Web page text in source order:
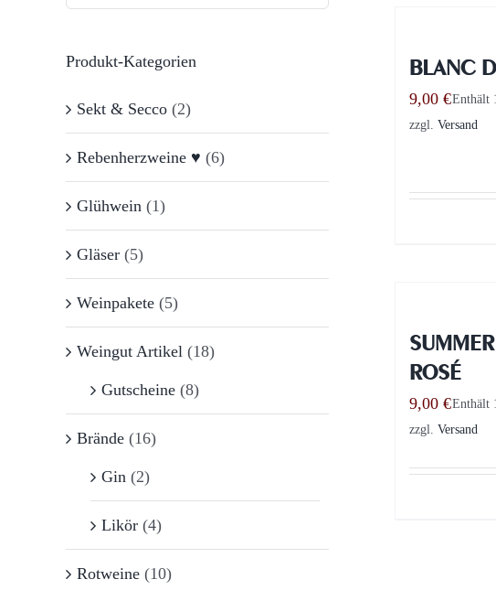
BLANC
9,00 €Enthält
zzgl. Versand
ROSÉ
9,00 €Enthält
zzgl. Versand
Produkt-Kategorien
Sekt & Secco (2)
Rebenherzweine ♥ (6)
Glühwein (1)
Gläser (5)
Weinpakete (5)
Weingut Artikel (18)
Gutscheine (8)
Brände (16)
Gin (2)
Likör (4)
Rotweine (10)